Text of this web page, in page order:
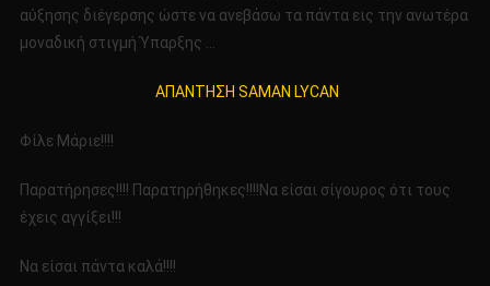
αύξησης διέγερσης ώστε να ανεβάσω τα πάντα εις την ανωτέρα
μοναδική στιγμή Ύπαρξης …
ΑΠΑΝΤΗΣΗ SAMAN LYCAN
Φίλε Μάριε!!!!
Παρατήρησες!!!! Παρατηρήθηκες!!!!Να είσαι σίγουρος ότι τους
έχεις αγγίξει!!!
Να είσαι πάντα καλά!!!!